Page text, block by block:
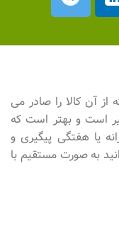
آن کالا را صادر می
است و بهتر است که
یا هفتگی پیگیری و
به صورت مستقیم با